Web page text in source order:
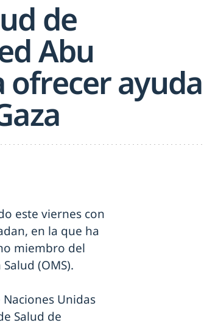
de
Abu
ofrecer ayuda
este viernes con
en la que ha
miembro del
(OMS).
Unidas
Salud de